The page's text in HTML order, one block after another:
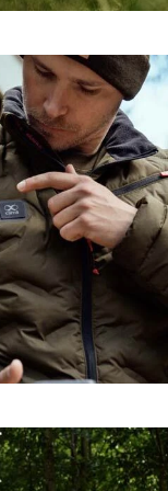
ganz auf die Jagd
Designerin bei
Härkila
uns zum Beispiel
Umgebung
die Umgebung in
Das Wild bleibt
und Dunkelheit gibt
während